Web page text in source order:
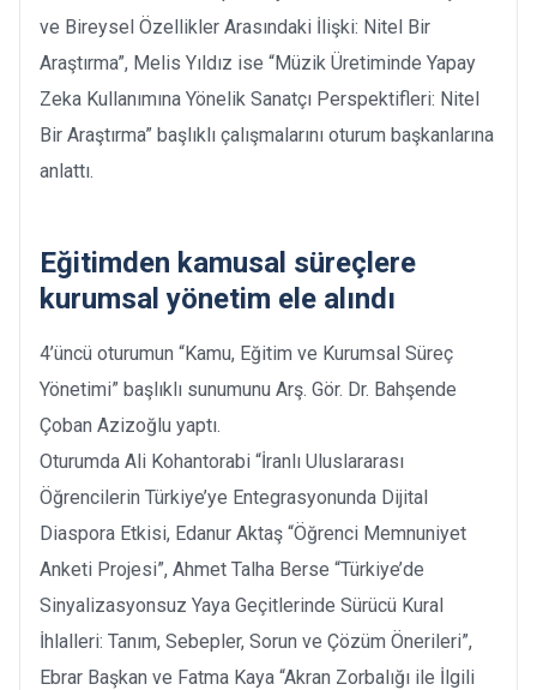
ve Bireysel Özellikler Arasındaki İlişki: Nitel Bir
Araştırma”, Melis Yıldız ise “Müzik Üretiminde Yapay
Zeka Kullanımına Yönelik Sanatçı Perspektifleri: Nitel
Bir Araştırma” başlıklı çalışmalarını oturum başkanlarına
anlattı.
Eğitimden kamusal süreçlere
kurumsal yönetim ele alındı
4’üncü oturumun “Kamu, Eğitim ve Kurumsal Süreç
Yönetimi” başlıklı sunumunu Arş. Gör. Dr. Bahşende
Çoban Azizoğlu yaptı.
Oturumda Ali Kohantorabi “İranlı Uluslararası
Öğrencilerin Türkiye’ye Entegrasyonunda Dijital
Diaspora Etkisi, Edanur Aktaş “Öğrenci Memnuniyet
Anketi Projesi”, Ahmet Talha Berse “Türkiye’de
Sinyalizasyonsuz Yaya Geçitlerinde Sürücü Kural
İhlalleri: Tanım, Sebepler, Sorun ve Çözüm Önerileri”,
Ebrar Başkan ve Fatma Kaya “Akran Zorbalığı ile İlgili